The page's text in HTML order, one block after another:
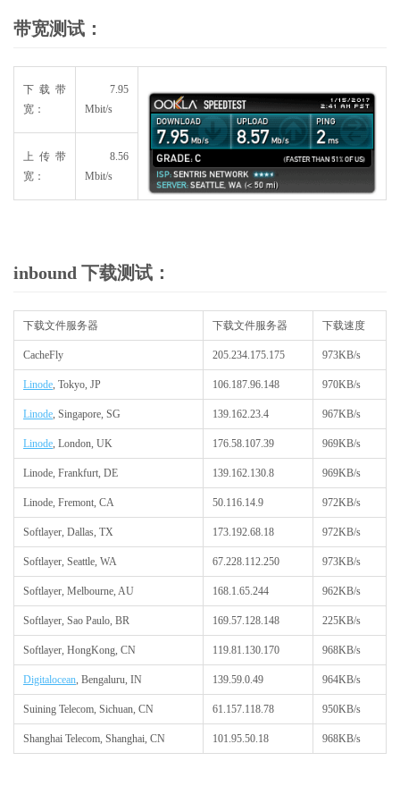
带宽测试：
下载带
宽：
7.95
Mbit/s
上传带
宽：
8.56
Mbit/s
inbound 下载测试：
下载文件服务器 下载文件服务器 下载速度
CacheFly 205.234.175.175 973KB/s
Linode, Tokyo, JP 106.187.96.148 970KB/s
Linode, Singapore, SG 139.162.23.4 967KB/s
Linode, London, UK 176.58.107.39 969KB/s
Linode, Frankfurt, DE 139.162.130.8 969KB/s
Linode, Fremont, CA 50.116.14.9 972KB/s
Softlayer, Dallas, TX 173.192.68.18 972KB/s
Softlayer, Seattle, WA 67.228.112.250 973KB/s
Softlayer, Melbourne, AU 168.1.65.244 962KB/s
Softlayer, Sao Paulo, BR 169.57.128.148 225KB/s
Softlayer, HongKong, CN 119.81.130.170 968KB/s
Digitalocean, Bengaluru, IN 139.59.0.49 964KB/s
Suining Telecom, Sichuan, CN 61.157.118.78 950KB/s
Shanghai Telecom, Shanghai, CN 101.95.50.18 968KB/s